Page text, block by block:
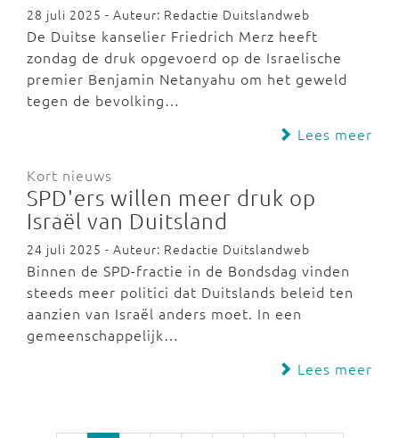
28 juli 2025 - Auteur: Redactie Duitslandweb
De Duitse kanselier Friedrich Merz heeft
zondag de druk opgevoerd op de Israelische
premier Benjamin Netanyahu om het geweld
tegen de bevolking…
Lees meer
Kort nieuws
SPD'ers willen meer druk op
Israël van Duitsland
24 juli 2025 - Auteur: Redactie Duitslandweb
Binnen de SPD-fractie in de Bondsdag vinden
steeds meer politici dat Duitslands beleid ten
aanzien van Israël anders moet. In een
gemeenschappelijk…
Lees meer